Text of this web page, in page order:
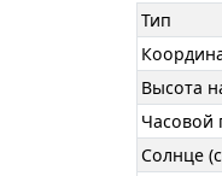
Тип
Высота
Часовой
Солнце